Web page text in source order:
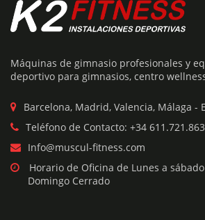
MÁQUINA SQUAT
€2,390 El
€1,195
El
es:
Máquinas de gimnasio profesionales y
deportivo para gimnasios, centro
Barcelona, Madrid, Valencia, Málaga -
Teléfono de Contacto: +34 611.721.863
Info@muscul-fitness.com
Horario de Oficina de Lunes a
Domingo Cerrado